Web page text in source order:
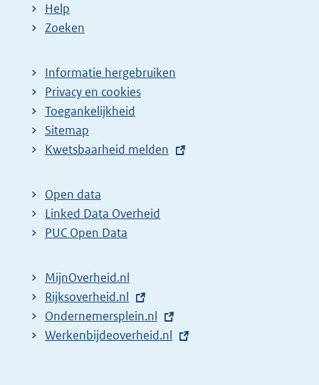
Help
Zoeken
Informatie hergebruiken
Privacy en cookies
Toegankelijkheid
Sitemap
E
t
e
r
l
i
n
k
Kwetsbaarheid melden
Open data
Linked Data Overheid
PUC Open Data
MijnOverheid.nl
E
x
t
Rijksoverheid.nl
E
x
Ondernemersplein.nl
E
Werkenbijdeoverheid.nl